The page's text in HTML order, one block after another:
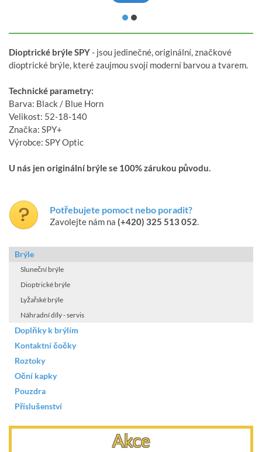
Dioptrické brýle SPY- jsou jedinečné, originální, značkové
dioptrické brýle, které zaujmou svojí moderní barvou a tvarem.
Technické parametry:
Barva: Black / Blue Horn
Velikost: 52-18-140
Značka: SPY+
Výrobce: SPY Optic
U nás jen originální brýle se 100% zárukou původu.
Potřebujete pomoct nebo poradit?
Zavolejte nám na (+420) 325 513 052.
Brýle
Sluneční brýle
Dioptrické brýle
Lyžařské brýle
Náhradní díly - servis
Doplňky k brýlím
Kontaktní čočky
Roztoky
Oční kapky
Pouzdra
Příslušenství
Akce